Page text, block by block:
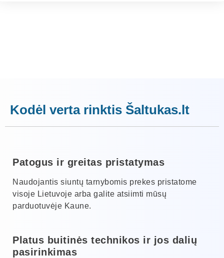
Kodėl verta rinktis Šaltukas.lt
Patogus ir greitas pristatymas
Naudojantis siuntų tarnybomis prekes pristatome
visoje Lietuvoje arba galite atsiimti mūsų
parduotuvėje Kaune.
Platus buitinės technikos ir jos dalių
pasirinkimas